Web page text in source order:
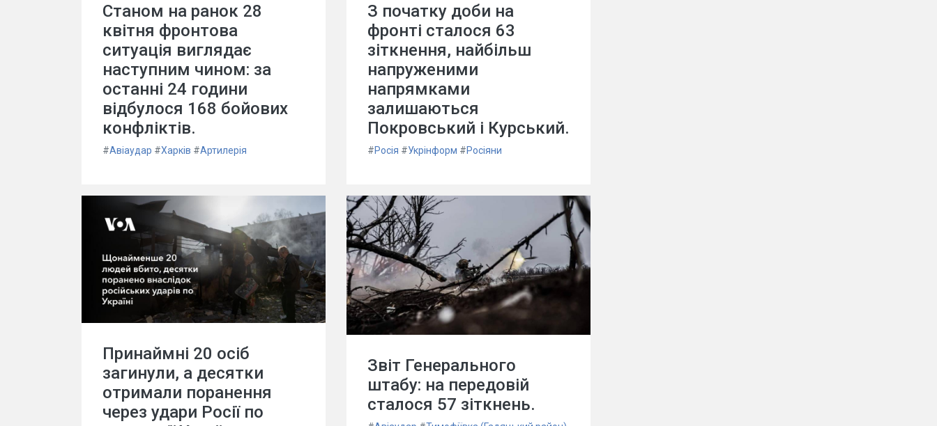
Станом на ранок 28
квітня фронтова
ситуація виглядає
наступним чином: за
останні 24 години
відбулося 168 бойових
конфліктів.
#Авіаудар #Харків #Артилерія
З початку доби на
фронті сталося 63
зіткнення, найбільш
напруженими
напрямками
залишаються
Покровський і Курський.
#Росія #Укрінформ #Росіяни
Принаймні 20 осіб
загинули, а десятки
отримали поранення
через удари Росії по
Звіт Генерального
штабу: на передовій
сталося 57 зіткнень.